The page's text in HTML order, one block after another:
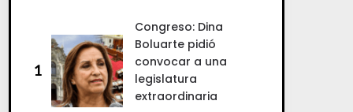
1
Congreso: Dina
Boluarte pidió
convocar a una
legislatura
extraordinaria